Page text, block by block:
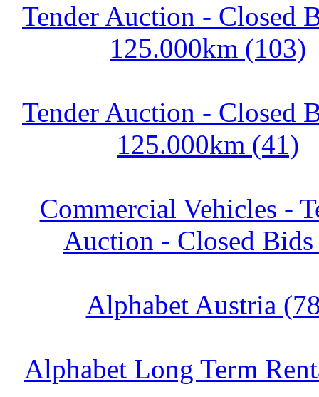
Tender Auction - Closed
125.000km (103)
Tender Auction - Closed
125.000km (41)
Commercial Vehicles -
Auction - Closed
Alphabet Austria
Alphabet Long Term